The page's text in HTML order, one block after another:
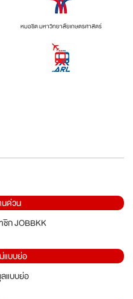
หมอชิต มหาวิทยาลัยเกษตรศาสตร์
นด่วน
ชิก JOBBKK
แบบย่อ
แบบย่อ